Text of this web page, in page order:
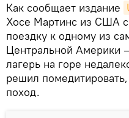
Как сообщает издание
Хосе Мартинс из США с
поездку к одному из
Центральной Америки
лагерь на горе
решил
поход.